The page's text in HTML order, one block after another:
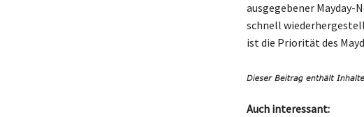
ausgegebener Mayday-
schnell
ist die Priorität des
Auch interessant: